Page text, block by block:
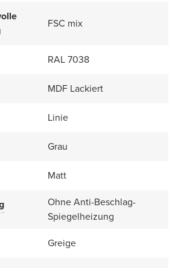
FSC mix
RAL 7038
MDF Lackiert
Linie
Grau
Matt
Ohne Anti-Beschlag-
Spiegelheizung
Greige